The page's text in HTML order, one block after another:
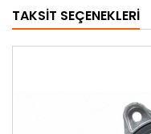
TAKSIT SEÇENEKLERI